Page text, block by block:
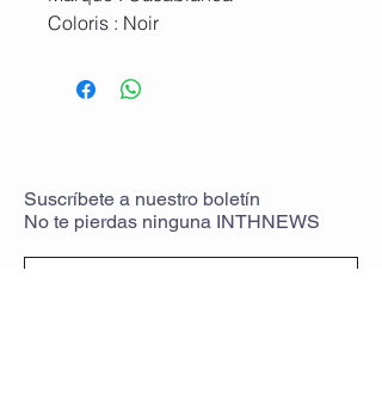
Coloris : Noir
Réf. : #J-024
Suscríbete a nuestro boletín
No te pierdas ninguna INTHNEWS